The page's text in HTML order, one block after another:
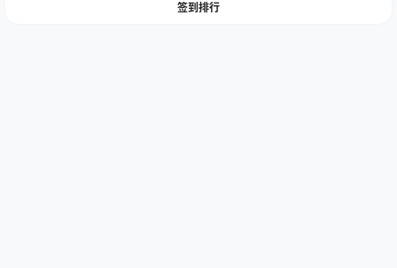
签到排行